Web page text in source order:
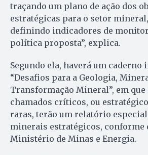
traçando um plano de ação dos
estratégicas para o setor
definindo indicadores de
política proposta”, explica.
Segundo ela, haverá um caderno
“Desafios para a Geologia,
Transformação Mineral”, em
chamados críticos, ou
raras, terão um relatório
minerais estratégicos, conforme
Ministério de Minas e Energia.